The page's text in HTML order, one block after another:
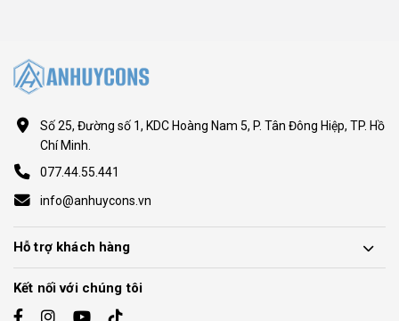
Số 25, Đường số 1, KDC Hoàng Nam 5, P. Tân Đông Hiệp, TP. Hồ
Chí Minh.
077.44.55.441
info@anhuycons.vn
Hỗ trợ khách hàng
Kết nối với chúng tôi